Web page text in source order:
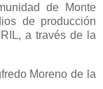
de Monte
de producción
a través de la
Moreno de la